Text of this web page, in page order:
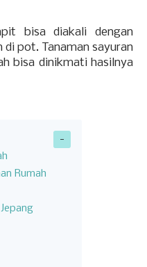
bisa diakali dengan
di pot. Tanaman sayuran
bisa dinikmati hasilnya
Rumah